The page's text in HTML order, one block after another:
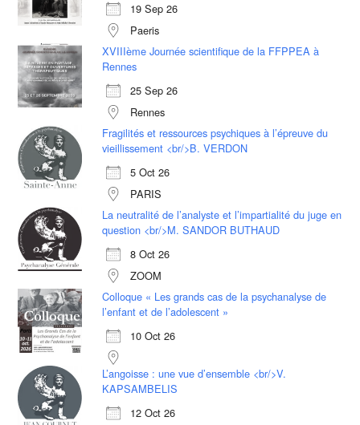
19 Sep 26
Paeris
XVIIIème Journée scientifique de la FFPPEA à
Rennes
25 Sep 26
Rennes
Fragilités et ressources psychiques à l’épreuve du
vieillissement <br/>B. VERDON
5 Oct 26
PARIS
La neutralité de l’analyste et l’impartialité du juge en
question <br/>M. SANDOR BUTHAUD
8 Oct 26
ZOOM
Colloque « Les grands cas de la psychanalyse de
l’enfant et de l’adolescent »
10 Oct 26
L’angoisse : une vue d’ensemble <br/>V.
KAPSAMBELIS
12 Oct 26